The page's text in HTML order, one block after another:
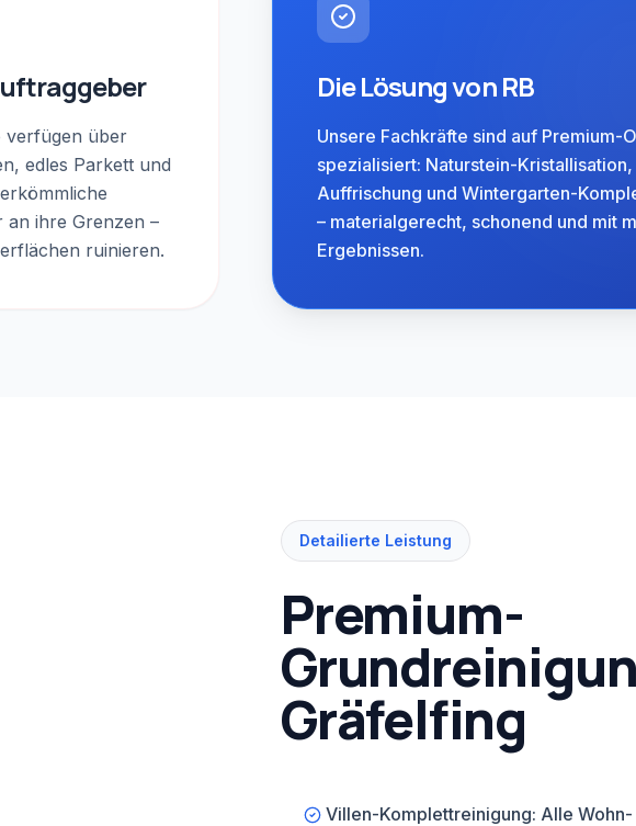
verfügen über
edles Parkett und
an ihre Grenzen –
ruinieren.
Die Lösung von RB
Unsere Fachkräfte sind auf Premium-
spezialisiert: Naturstein-
Auffrischung und Wintergarten-
– materialgerecht, schonend und mit
Ergebnissen.
Detailierte Leistung
Premium-
Gräfelfing
Villen-Komplettreinigung: Alle